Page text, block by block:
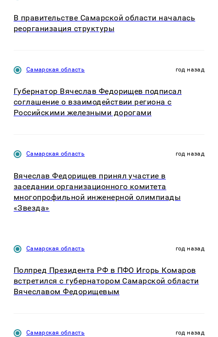
В правительстве Самарской области началась
реорганизация структуры
Самарская область год назад
Губернатор Вячеслав Федорищев подписал
соглашение о взаимодействии региона с
Российскими железными дорогами
Самарская область год назад
Вячеслав Федорищев принял участие в
заседании организационного комитета
многопрофильной инженерной олимпиады
«Звезда»
Самарская область год назад
Полпред Президента РФ в ПФО Игорь Комаров
встретился с губернатором Самарской области
Вячеславом Федорищевым
Самарская область год назад